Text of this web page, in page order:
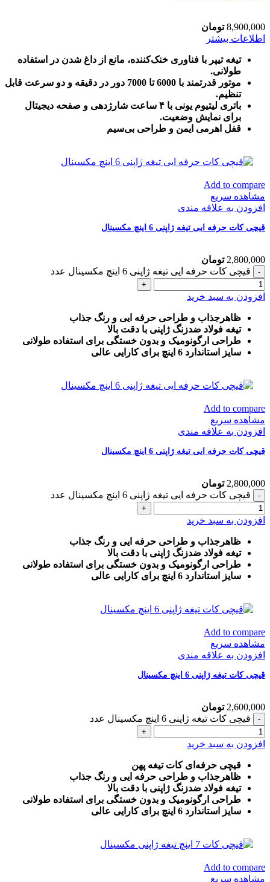
8,900,000 تومان
اطلاعات بیشتر
تیغه تیپر با فناوری خنک‌کننده، مانع از داغ شدن در استفاده
طولانی.
موتور قدرتمند با 6000 تا 7000 دور در دقیقه و دو سرعت قابل
تنظیم.
باتری لیتیوم یونی با ۴ ساعت شارژدهی و صفحه دیجیتال
برای نمایش وضعیت.
قفل اهرمی ایمن و طراحی بی‌سیم
Add to compare
مشاهده سریع
افزودن به علاقه مندی
قیچی کات حرفه ایی تیغه ژاپنی 6 اینچ مکسینال
2,800,000 تومان
قیچی کات حرفه ایی تیغه ژاپنی 6 اینچ مکسینال عدد
افزودن به سبد خرید
ظاهرجذاب و طراحی حرفه ایی و رنگ جذاب
تیغه فولاد ضدزنگ ژاپنی با دقت بالا
طراحی ارگونومیک و بدون خستگی برای استفاده طولانی
سایز استاندارد 6 اینچ برای کارایی عالی
Add to compare
مشاهده سریع
افزودن به علاقه مندی
قیچی کات حرفه ایی تیغه ژاپنی 6 اینچ مکسینال
2,800,000 تومان
قیچی کات حرفه ایی تیغه ژاپنی 6 اینچ مکسینال عدد
افزودن به سبد خرید
ظاهرجذاب و طراحی حرفه ایی و رنگ جذاب
تیغه فولاد ضدزنگ ژاپنی با دقت بالا
طراحی ارگونومیک و بدون خستگی برای استفاده طولانی
سایز استاندارد 6 اینچ برای کارایی عالی
Add to compare
مشاهده سریع
افزودن به علاقه مندی
قیچی کات تیغه ژاپنی 6 اینچ مکسینال
2,600,000 تومان
قیچی کات تیغه ژاپنی 6 اینچ مکسینال عدد
افزودن به سبد خرید
قیچی حرفه‌ای کات تیغه پهن
ظاهرجذاب و طراحی حرفه ایی و رنگ جذاب
تیغه فولاد ضدزنگ ژاپنی با دقت بالا
طراحی ارگونومیک و بدون خستگی برای استفاده طولانی
سایز استاندارد 6 اینچ برای کارایی عالی
Add to compare
مشاهده سریع